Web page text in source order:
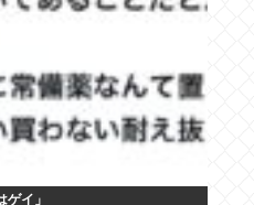
イ」